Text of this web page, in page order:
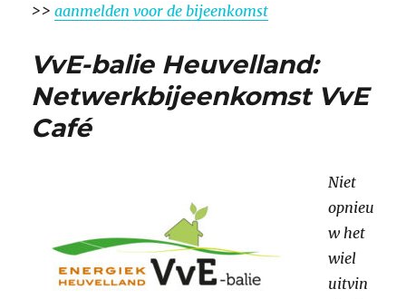
>>aanmelden voor de bijeenkomst
VvE-balie Heuvelland:
Netwerkbijeenkomst VvE
Café
Niet
opnieu
w het
wiel
uitvin